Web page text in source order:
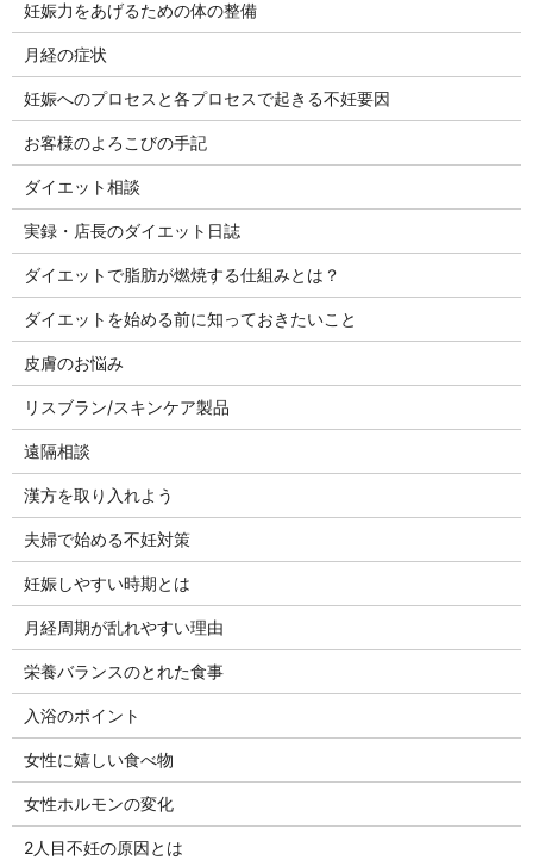
妊娠力をあげるための体の整備
月経の症状
妊娠へのプロセスと各プロセスで起きる不妊要因
お客様のよろこびの手記
ダイエット相談
実録・店長のダイエット日誌
ダイエットで脂肪が燃焼する仕組みとは？
ダイエットを始める前に知っておきたいこと
皮膚のお悩み
リスブラン/スキンケア製品
遠隔相談
漢方を取り入れよう
夫婦で始める不妊対策
妊娠しやすい時期とは
月経周期が乱れやすい理由
栄養バランスのとれた食事
入浴のポイント
女性に嬉しい食べ物
女性ホルモンの変化
2人目不妊の原因とは